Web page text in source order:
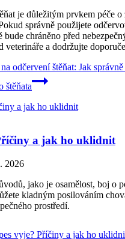
je důležitým prvkem péče
správně použijete
bude chráněno před
veterináře a dodržujte
na odčervení štěňat: Jak
štěňata
a jak ho uklidnit
2026
jako je osamělost, boj o
kladným posilováním
prostředí.
vyje? Příčiny a jak ho